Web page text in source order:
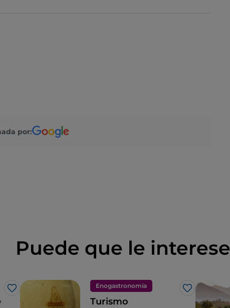
por:
Puede que le interese
Me gusta
Enogastronomía
Me gusta
Turismo